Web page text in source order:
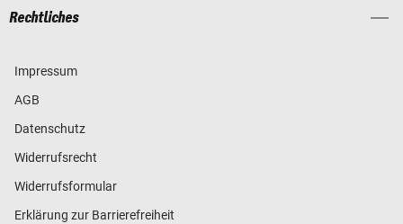
Rechtliches
Impressum
AGB
Datenschutz
Widerrufsrecht
Widerrufsformular
Erklärung zur Barrierefreiheit